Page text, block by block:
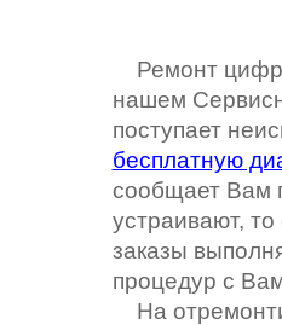
Ремонт
нашем
поступает
бесплатную
сообщает Вам
устраивают,
заказы
процедур с
На